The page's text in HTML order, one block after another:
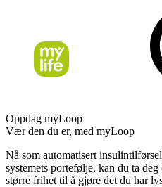
Oppdag myLoop
Vær den du er, med myLoop
Nå som automatisert
systemets portefølje, kan du ta
større frihet til å gjøre det du har